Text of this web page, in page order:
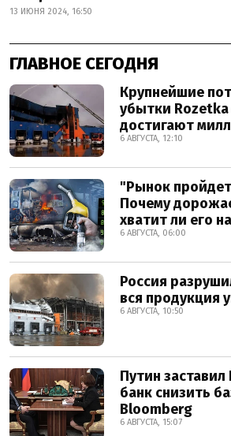
13 ИЮНЯ 2024, 16:50
ГЛАВНОЕ СЕГОДНЯ
Крупнейшие
убытки
достигают
6 АВГУСТА, 12:10
"Рынок
Почему
хватит ли его
6 АВГУСТА, 06:00
Россия
вся продукция
6 АВГУСТА, 10:50
Путин
банк снизить
Bloomberg
6 АВГУСТА, 15:07